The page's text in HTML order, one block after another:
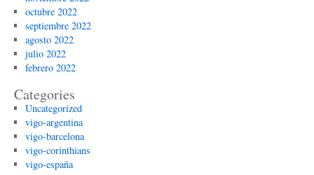
octubre 2022
septiembre 2022
agosto 2022
julio 2022
febrero 2022
Categories
Uncategorized
vigo-argentina
vigo-barcelona
vigo-corinthians
vigo-españa